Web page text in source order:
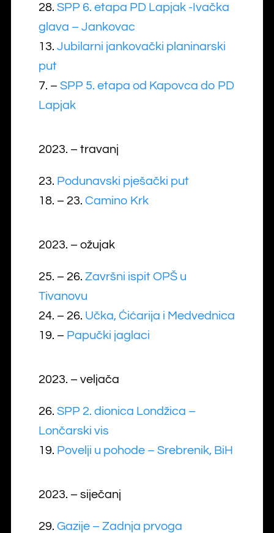
28. SPP 6. etapa PD Lapjak -Ivačka
glava – Jankovac
13. Jubilarni jankovački planinarski
put
7. – SPP 5. etapa od Kapovca do PD
Lapjak
2023. – travanj
23. Podunavski pješački put
18. – 23. Camino Krk
2023. – ožujak
25. – 26. Završni ispit OPŠ u
Tivanovu
24. – 26. Učka, Ćićarija i Medvednica
19. – Papučki jaglaci
2023. – veljača
26. SPP 2. dionica Londžica –
Lončarski vis
19. Povelji u pohode – Srebrenik, BiH
2023. – siječanj
29. Gazije – Zadnja prvoga